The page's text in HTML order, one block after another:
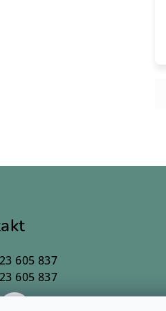
605 837
605 837